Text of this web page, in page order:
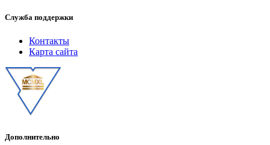
Служба поддержки
Контакты
Карта сайта
Дополнительно